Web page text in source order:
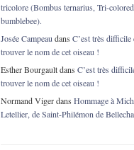
tricolore (Bombus ternarius, Tri-colored
bumblebee).
Josée Campeau dans C’est très difficile
trouver le nom de cet oiseau !
Esther Bourgaultdans C’est très
trouver le nom de cet oiseau !
Normand Vigerdans Hommage à
Letellier, de Saint-Philémon de